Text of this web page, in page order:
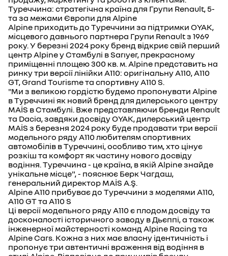
Туреччина: стратегічна країна для Групи Renault, 5-
та за межами Європи для Alpine
Alpine приходить до Туреччини за підтримки OYAK,
місцевого давнього партнера Групи Renault з 1969
року. У березні 2024 року бренд відкриє свій перший
центр Alpine у Стамбулі в Sarıyer, прекрасному
приміщенні площею 300 кв. м. Alpine представить на
ринку три версії лінійки A110: оригінальну A110, A110
GT, Grand Tourisme та спортивну A110 S.
"Ми з великою гордістю будемо пропонувати Alpine
в Туреччині як новий бренд для дилерського центру
MAİS в Стамбулі. Вже представляючи бренди Renault
та Dacia, завдяки досвіду OYAK, дилерський центр
MAİS з березня 2024 року буде продавати три версії
модельного ряду A110 любителям спортивних
автомобілів в Туреччині, особливо тим, хто цінує
розкіш та комфорт як частину нового досвіду
водіння. Туреччина - це країна, в якій Alpine знайде
унікальне місце", - пояснює Берк Чагдаш,
генеральний директор MAİS A.Ş.
Alpine A110 прибуває до Туреччини з моделями A110,
A110 GT та A110 S
Ці версії модельного ряду A110 є плодом досвіду та
досконалості історичного заводу в Дьєппі, а також
інженерної майстерності команд Alpine Racing та
Alpine Cars. Кожна з них має власну ідентичність і
пропонує три автентичні враження від водіння в